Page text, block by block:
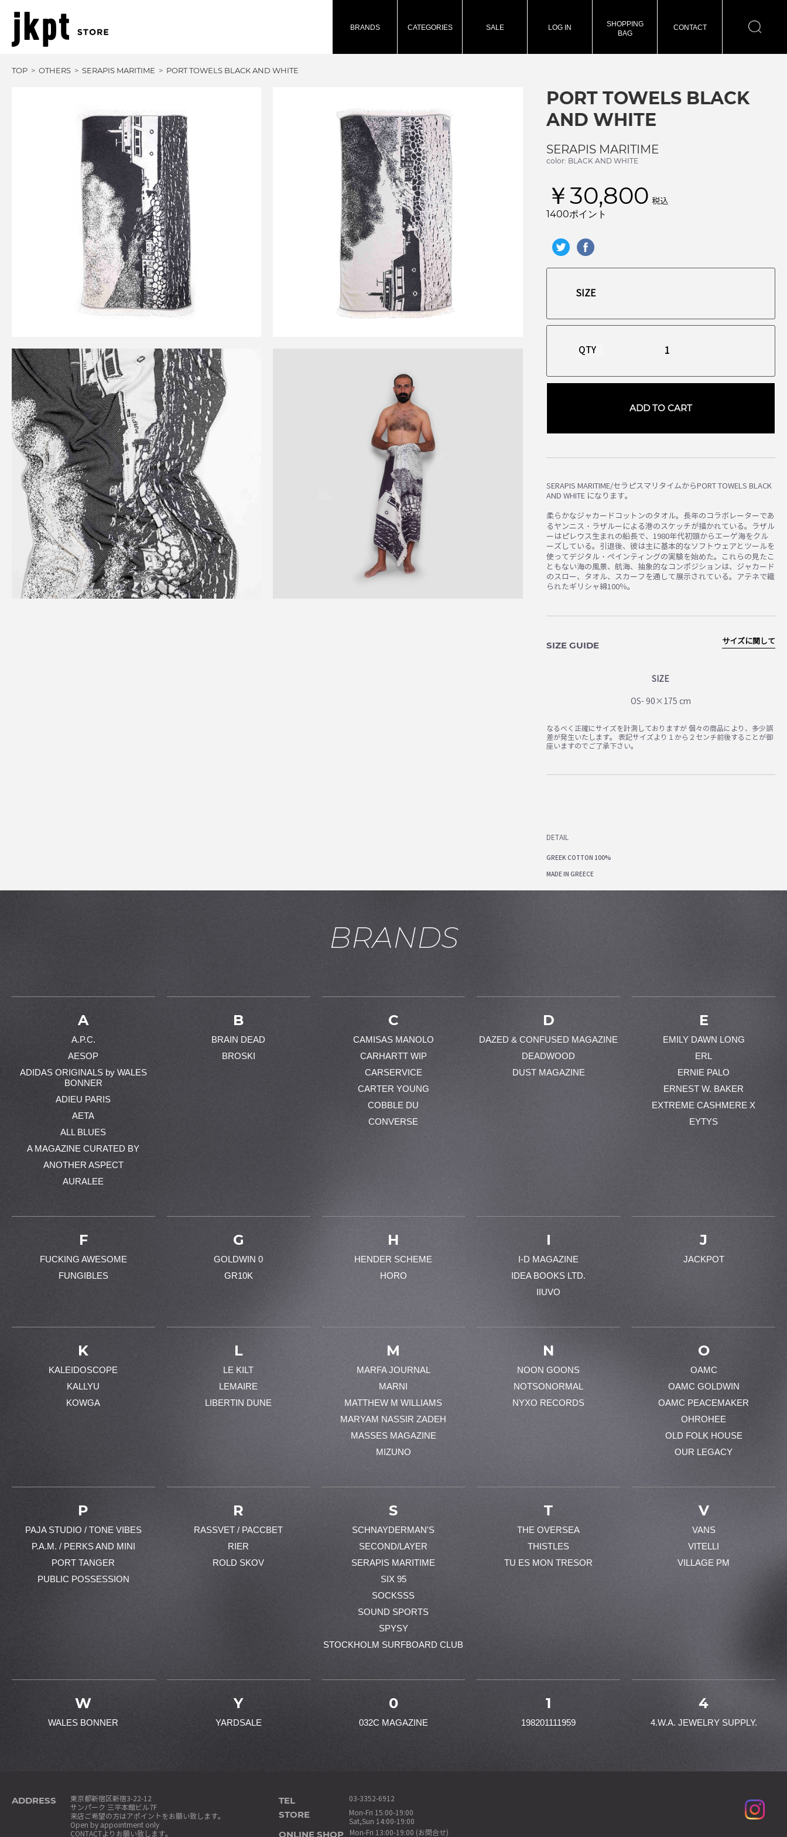
BRANDS CATEGORIES SALE LOG IN
SHOPPING
BAG
CONTACT
TOP OTHERS SERAPIS MARITIME PORT TOWELS BLACK AND WHITE
PORT TOWELS BLACK
AND WHITE
SERAPIS MARITIME
color: BLACK AND WHITE
￥30,800 税込
1400ポイント
QTY
ADD TO CART
SERAPIS MARITIME/セラピスマリタイムからPORT TOWELS BLACK
AND WHITE になります。
柔らかなジャカードコットンのタオル。長年のコラボレーターであ
るヤンニス・ラザルーによる港のスケッチが描かれている。ラザル
ーはピレウス生まれの船長で、1980年代初頭からエーゲ海をクル
ーズしている。引退後、彼は主に基本的なソフトウェアとツールを
使ってデジタル・ペインティングの実験を始めた。これらの見たこ
ともない海の風景、航海、抽象的なコンポジションは、ジャカード
のスロー、タオル、スカーフを通して展示されている。アテネで織
られたギリシャ綿100％。
SIZE GUIDE
SIZE
OS- 90×175 cm
サイズに関して
なるべく正確にサイズを計測しておりますが 個々の商品により、多少誤
差が発生いたします。 表記サイズより１から２センチ前後することが御
座いますのでご了承下さい。
DETAIL
GREEK COTTON 100%
MADE IN GREECE
BRANDS
A
A.P.C.
AESOP
ADIDAS ORIGINALS by WALES
BONNER
ADIEU PARIS
AETA
ALL BLUES
A MAGAZINE CURATED BY
ANOTHER ASPECT
AURALEE
B
BRAIN DEAD
BROSKI
C
CAMISAS MANOLO
CARHARTT WIP
CARSERVICE
CARTER YOUNG
COBBLE DU
CONVERSE
D
DAZED & CONFUSED MAGAZINE
DEADWOOD
DUST MAGAZINE
E
EMILY DAWN LONG
ERL
ERNIE PALO
ERNEST W. BAKER
EXTREME CASHMERE X
EYTYS
F
FUCKING AWESOME
FUNGIBLES
G
GOLDWIN 0
GR10K
H
HENDER SCHEME
HORO
I
I-D MAGAZINE
IDEA BOOKS LTD.
IIUVO
J
JACKPOT
K
KALEIDOSCOPE
KALLYU
KOWGA
L
LE KILT
LEMAIRE
LIBERTIN DUNE
M
MARFA JOURNAL
MARNI
MATTHEW M WILLIAMS
MARYAM NASSIR ZADEH
MASSES MAGAZINE
MIZUNO
N
NOON GOONS
NOTSONORMAL
NYXO RECORDS
O
OAMC
OAMC GOLDWIN
OAMC PEACEMAKER
OHROHEE
OLD FOLK HOUSE
OUR LEGACY
P
PAJA STUDIO / TONE VIBES
P.A.M. / PERKS AND MINI
PORT TANGER
PUBLIC POSSESSION
R
RASSVET / PACCBET
RIER
ROLD SKOV
S
SCHNAYDERMAN'S
SECOND/LAYER
SERAPIS MARITIME
SIX 95
SOCKSSS
SOUND SPORTS
SPYSY
STOCKHOLM SURFBOARD CLUB
T
THE OVERSEA
THISTLES
TU ES MON TRESOR
V
VANS
VITELLI
VILLAGE PM
W
WALES BONNER
Y
YARDSALE
0
032C MAGAZINE
1
198201111959
4
4.W.A. JEWELRY SUPPLY.
ADDRESS
東京都新宿区新宿3-22-12
サンパーク 三平本館ビル7F
来店ご希望の方はアポイントをお願い致します。
Open by appointment only
CONTACTよりお願い致します。
TEL 03-3352-6912
STORE
Mon-Fri 15:00-19:00
Sat,Sun 14:00-19:00
ONLINE SHOP Mon-Fri 13:00-19:00 (お問合せ)